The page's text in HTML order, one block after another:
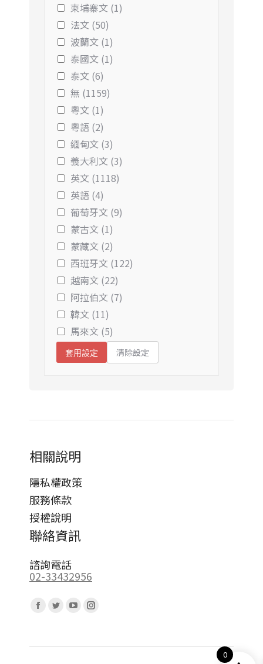
柬埔寨文 (1)
法文 (50)
波蘭文 (1)
泰國文 (1)
泰文 (6)
無 (1159)
粵文 (1)
粵語 (2)
緬甸文 (3)
義大利文 (3)
英文 (1118)
英語 (4)
葡萄牙文 (9)
蒙古文 (1)
蒙藏文 (2)
西班牙文 (122)
越南文 (22)
阿拉伯文 (7)
韓文 (11)
馬來文 (5)
套用設定 清除設定
相關說明
隱私權政策
服務條款
授權說明
聯絡資訊
諮詢電話
02-33432956
Facebook
opens
Twitter
opens
YouTube
opens
Instagram
opens
0